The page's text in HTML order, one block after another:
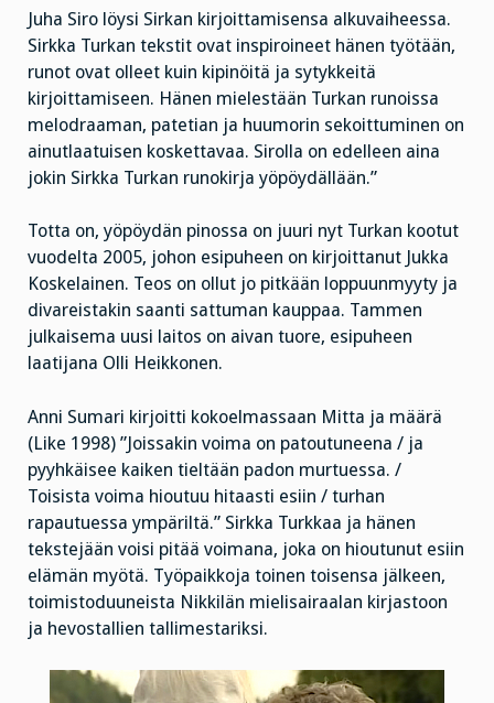
Juha Siro löysi Sirkan kirjoittamisensa alkuvaiheessa.
Sirkka Turkan tekstit ovat inspiroineet hänen työtään,
runot ovat olleet kuin kipinöitä ja sytykkeitä
kirjoittamiseen. Hänen mielestään Turkan runoissa
melodraaman, patetian ja huumorin sekoittuminen on
ainutlaatuisen koskettavaa. Sirolla on edelleen aina
jokin Sirkka Turkan runokirja yöpöydällään.”
Totta on, yöpöydän pinossa on juuri nyt Turkan kootut
vuodelta 2005, johon esipuheen on kirjoittanut Jukka
Koskelainen. Teos on ollut jo pitkään loppuunmyyty ja
divareistakin saanti sattuman kauppaa. Tammen
julkaisema uusi laitos on aivan tuore, esipuheen
laatijana Olli Heikkonen.
Anni Sumari kirjoitti kokoelmassaan Mitta ja määrä
(Like 1998) ”Joissakin voima on patoutuneena / ja
pyyhkäisee kaiken tieltään padon murtuessa. /
Toisista voima hioutuu hitaasti esiin / turhan
rapautuessa ympäriltä.” Sirkka Turkkaa ja hänen
tekstejään voisi pitää voimana, joka on hioutunut esiin
elämän myötä. Työpaikkoja toinen toisensa jälkeen,
toimistoduuneista Nikkilän mielisairaalan kirjastoon
ja hevostallien tallimestariksi.